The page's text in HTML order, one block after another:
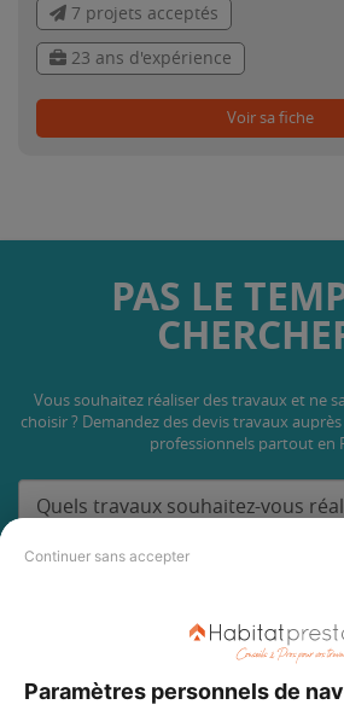
Continuer sans accepter
Paramètres personnels de
7 projets acceptés
23 ans d'expérience
Voir sa fiche
PAS LE
Vous souhaitez réaliser des travaux et ne
choisir ? Demandez des devis travaux auprès
professionnels partout en
DEMANDER UN